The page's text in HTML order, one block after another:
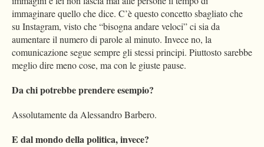
immaginare quello che dice. C’è questo concetto sbagliato che
su Instagram, visto che “bisogna andare veloci” ci sia da
aumentare il numero di parole al minuto. Invece no, la
comunicazione segue sempre gli stessi principi. Piuttosto sarebbe
meglio dire meno cose, ma con le giuste pause.
Da chi potrebbe prendere esempio?
Assolutamente da Alessandro Barbero.
E dal mondo della politica, invece?